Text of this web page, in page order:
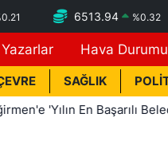
0.21 6513.94 %0.32
Yazarlar Hava Durumu
SAĞLIK
En Başarılı Belediye